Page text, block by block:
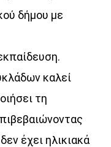
δήμου με
καλεί
τη
έχει ηλικιακά